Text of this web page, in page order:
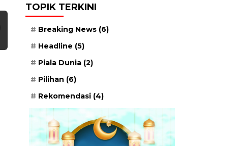
TOPIK TERKINI
Breaking News (6)
Headline (5)
Piala Dunia (2)
Pilihan (6)
Rekomendasi (4)